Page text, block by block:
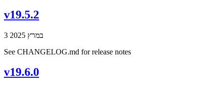
v19.5.2
3 במרץ 2025
See CHANGELOG.md for release notes
v19.6.0